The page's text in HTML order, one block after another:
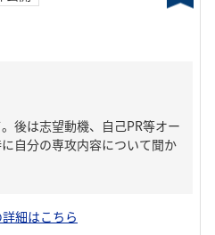
後は志望動機、自己PR等オー
自分の専攻内容について聞か
細はこちら